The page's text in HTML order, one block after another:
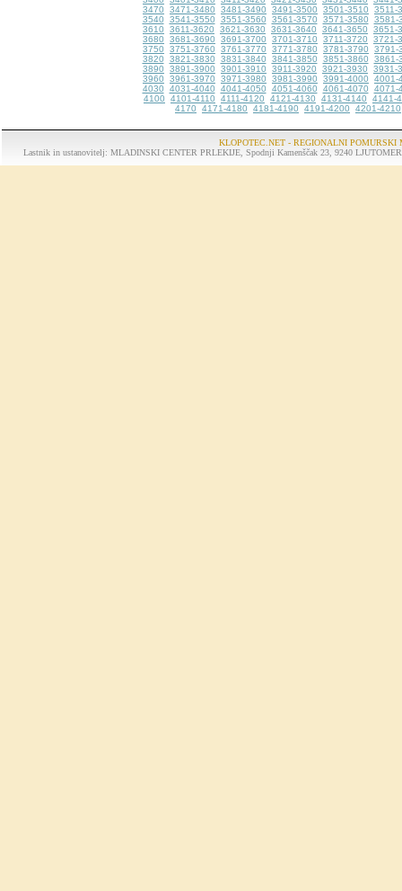
3470
3471-3480 3481-3490 3491-3500 3501-3510
3511-
3540
3541-3550 3551-3560 3561-3570 3571-3580
3581-
3610
3611-3620 3621-3630 3631-3640 3641-3650
3651-
3680
3681-3690 3691-3700 3701-3710 3711-3720
3721-
3750
3751-3760 3761-3770 3771-3780 3781-3790
3791-
3820
3821-3830 3831-3840 3841-3850 3851-3860
3861-
3890
3891-3900 3901-3910 3911-3920 3921-3930
3931-
3960
3961-3970 3971-3980 3981-3990 3991-4000
4001-
4030
4031-4040 4041-4050 4051-4060 4061-4070
4071-
4100
4101-4110 4111-4120 4121-4130 4131-4140
4141-
4170
4171-4180 4181-4190 4191-4200 4201-4210
KLOPOTEC.NET - REGIONALNI POMURSKI
Lastnik in ustanovitelj: MLADINSKI CENTER PRLEKIJE, Spodnji Kamenščak 23, 9240